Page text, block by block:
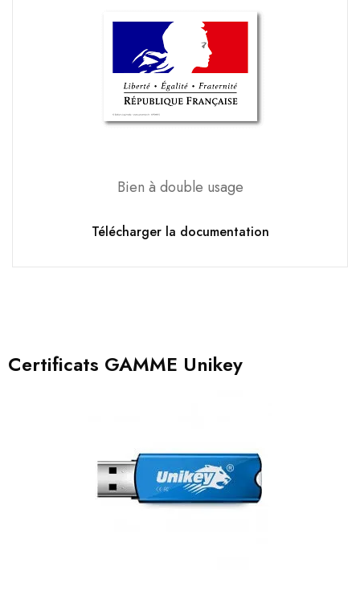
Bien à double usage
Télécharger la documentation
Certificats GAMME Unikey